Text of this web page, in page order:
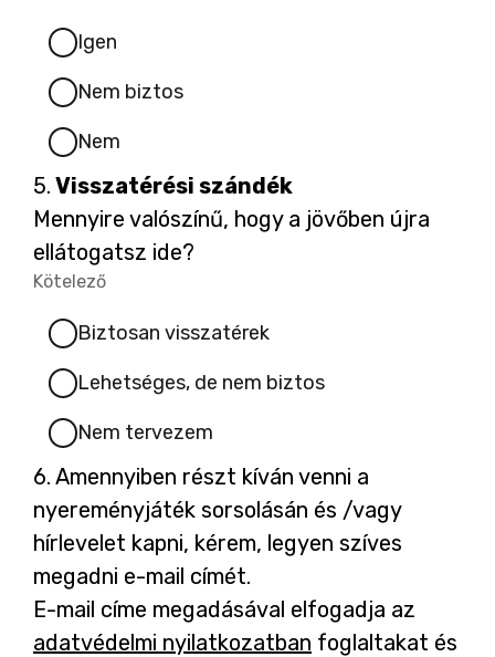
1
/
5
2
/
5
/
5 5 5
a
g
1
/
5
l
l
a
g
2
/
5
a
g
3
/
5
a
4
/
5
a
5
5
Igen
Nem biztos
Nem
5. Kérdés
5.
Visszatérési szándék
Mennyire valószínű, hogy a jövőben újra
ellátogatsz ide?
Kötelező
Biztosan visszatérek
Lehetséges, de nem biztos
Nem tervezem
6. Kérdés
6.
Amennyiben részt kíván venni a
nyereményjáték sorsolásán és /vagy
hírlevelet kapni, kérem, legyen szíves
megadni e-mail címét.
E-mail címe megadásával elfogadja az
adatvédelmi nyilatkozatban -foglaltakat és